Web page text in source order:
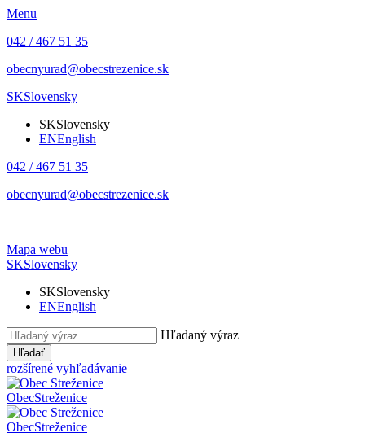
Menu
042 / 467 51 35
obecnyurad@obecstrezenice.sk
SKSlovensky
SKSlovensky
ENEnglish
042 / 467 51 35
obecnyurad@obecstrezenice.sk
Mapa webu
SKSlovensky
SKSlovensky
ENEnglish
Hľadaný výraz
Hľadať
rozšírené vyhľadávanie
ObecStreženice
ObecStreženice